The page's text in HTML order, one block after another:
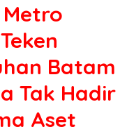
Metro
Batam
Tak Hadir
Aset